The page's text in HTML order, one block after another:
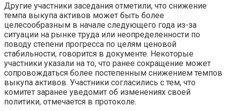
Другие участники заседания отметили, что снижение
темпа выкупа активов может быть более
целесообразным в начале следующего года из-за
ситуации на рынке труда или неопределенности по
поводу степени прогресса по целям ценовой
стабильности, говорится в документе. Некоторые
участники указали на то, что ранее сокращение может
сопровождаться более постепенным снижением темпов
выкупа активов. Участники согласились с тем, что
комитет заранее уведомит об изменениях своей
политики, отмечается в протоколе.